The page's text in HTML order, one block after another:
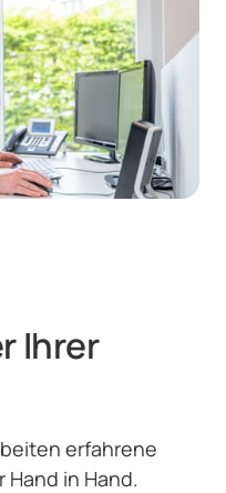
Ihrer
erfahrene
in Hand.